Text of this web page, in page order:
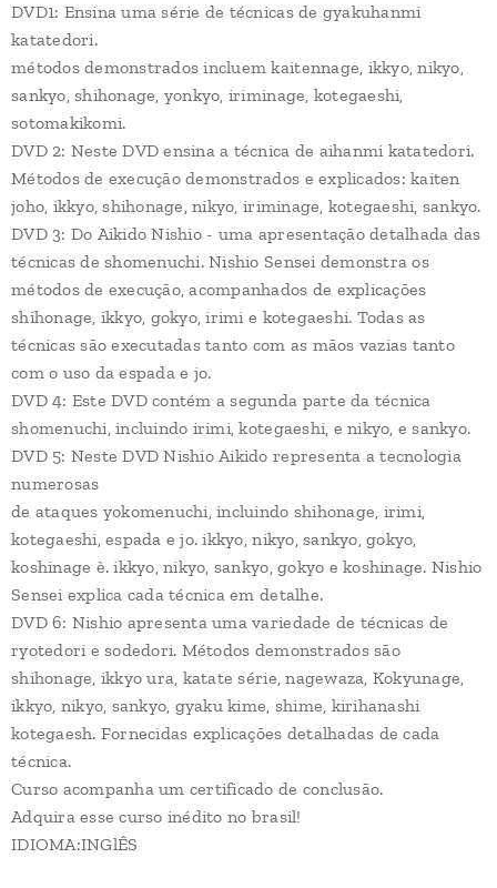
DVD1: Ensina uma série de técnicas de gyakuhanmi
katatedori.
métodos demonstrados incluem kaitennage, ikkyo, nikyo,
sankyo, shihonage, yonkyo, iriminage, kotegaeshi,
sotomakikomi.
DVD 2: Neste DVD ensina a técnica de aihanmi katatedori.
Métodos de execução demonstrados e explicados: kaiten
joho, ikkyo, shihonage, nikyo, iriminage, kotegaeshi, sankyo.
DVD 3: Do Aikido Nishio - uma apresentação detalhada das
técnicas de shomenuchi. Nishio Sensei demonstra os
métodos de execução, acompanhados de explicações
shihonage, ikkyo, gokyo, irimi e kotegaeshi. Todas as
técnicas são executadas tanto com as mãos vazias tanto
com o uso da espada e jo.
DVD 4: Este DVD contém a segunda parte da técnica
shomenuchi, incluindo irimi, kotegaeshi, e nikyo, e sankyo.
DVD 5: Neste DVD Nishio Aikido representa a tecnologia
numerosas
de ataques yokomenuchi, incluindo shihonage, irimi,
kotegaeshi, espada e jo. ikkyo, nikyo, sankyo, gokyo,
koshinage è. ikkyo, nikyo, sankyo, gokyo e koshinage. Nishio
Sensei explica cada técnica em detalhe.
DVD 6: Nishio apresenta uma variedade de técnicas de
ryotedori e sodedori. Métodos demonstrados são
shihonage, ikkyo ura, katate série, nagewaza, Kokyunage,
ikkyo, nikyo, sankyo, gyaku kime, shime, kirihanashi
kotegaesh. Fornecidas explicações detalhadas de cada
técnica.
Curso acompanha um certificado de conclusão.
Adquira esse curso inédito no brasil!
IDIOMA:INGlÊS